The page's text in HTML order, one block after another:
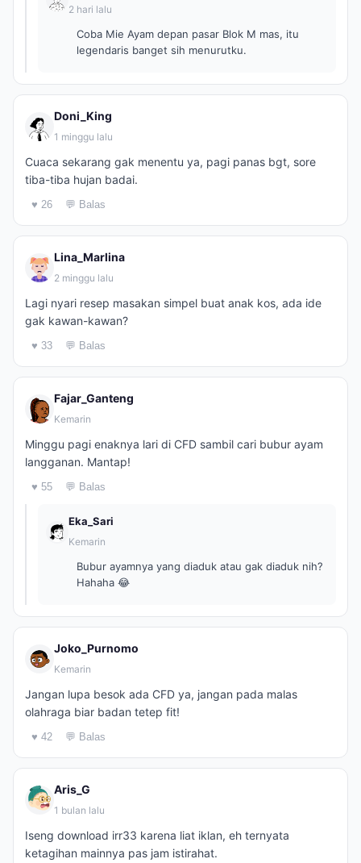
2 hari lalu
Coba Mie Ayam depan pasar Blok M mas, itu
legendaris banget sih menurutku.
Doni_King
1 minggu lalu
Cuaca sekarang gak menentu ya, pagi panas bgt, sore
tiba-tiba hujan badai.
♥ 26 💬 Balas
Lina_Marlina
2 minggu lalu
Lagi nyari resep masakan simpel buat anak kos, ada ide
gak kawan-kawan?
♥ 33 💬 Balas
Fajar_Ganteng
Kemarin
Minggu pagi enaknya lari di CFD sambil cari bubur ayam
langganan. Mantap!
♥ 55 💬 Balas
Eka_Sari
Kemarin
Bubur ayamnya yang diaduk atau gak diaduk nih?
Hahaha 😂
Joko_Purnomo
Kemarin
Jangan lupa besok ada CFD ya, jangan pada malas
olahraga biar badan tetep fit!
♥ 42 💬 Balas
Aris_G
1 bulan lalu
Iseng download irr33 karena liat iklan, eh ternyata
ketagihan mainnya pas jam istirahat.